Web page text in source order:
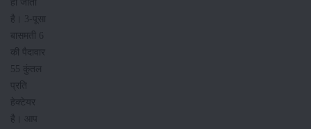
हो जाता
है। 3-पूसा
बासमती 6
की पैदावार
55 कुंतल
प्रति
हेक्टेयर
है। आप